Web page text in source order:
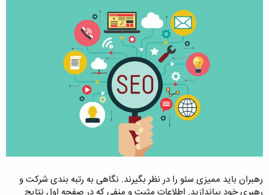
رهبران باید ممیزی سئو را در نظر بگیرند. نگاهی به رتبه بندی شرکت و